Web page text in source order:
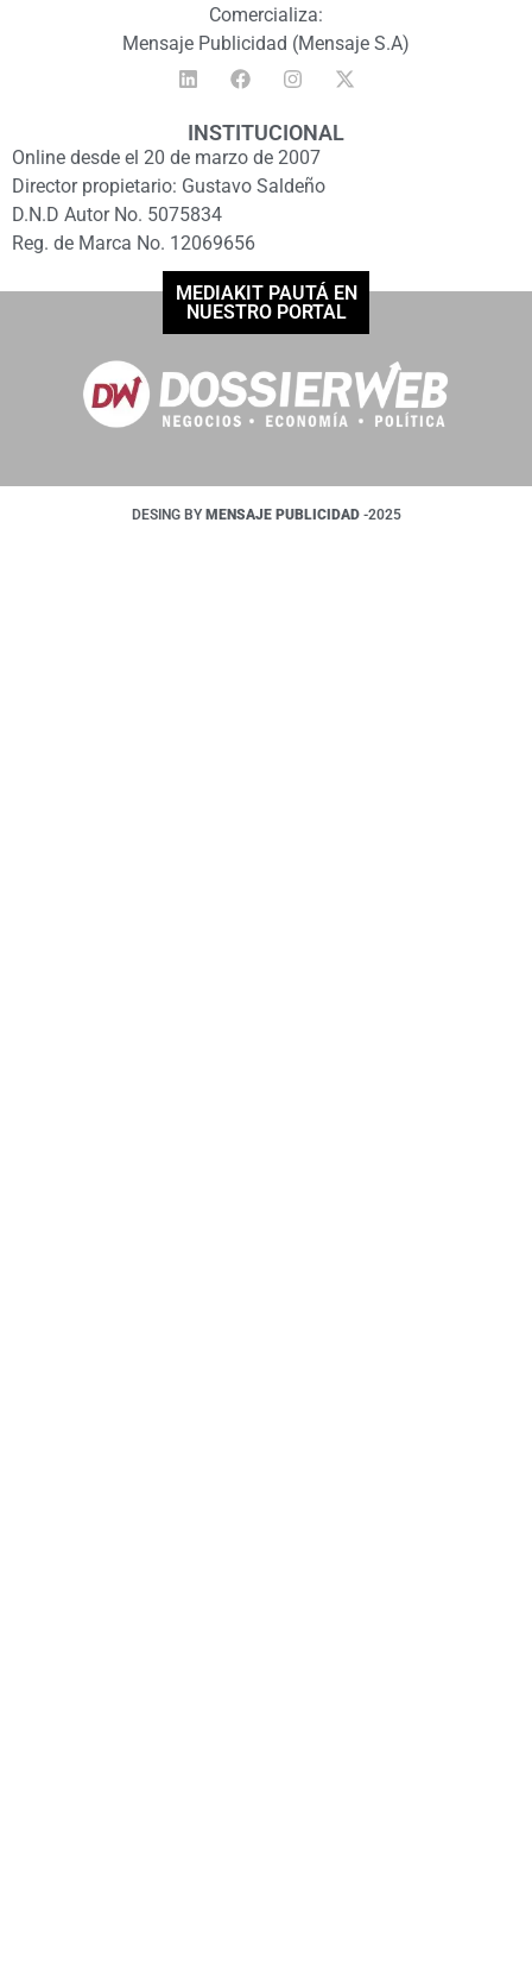
Comercializa:
Mensaje Publicidad (Mensaje S.A)
INSTITUCIONAL
Online desde el 20 de marzo de 2007
Director propietario: Gustavo Saldeño
D.N.D Autor No. 5075834
Reg. de Marca No. 12069656
MEDIAKIT PAUTÁ EN
NUESTRO PORTAL
DESING BY MENSAJE PUBLICIDAD -2025